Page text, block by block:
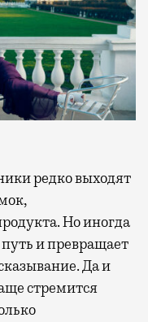
Но иногда
и превращает
Да и
стремится